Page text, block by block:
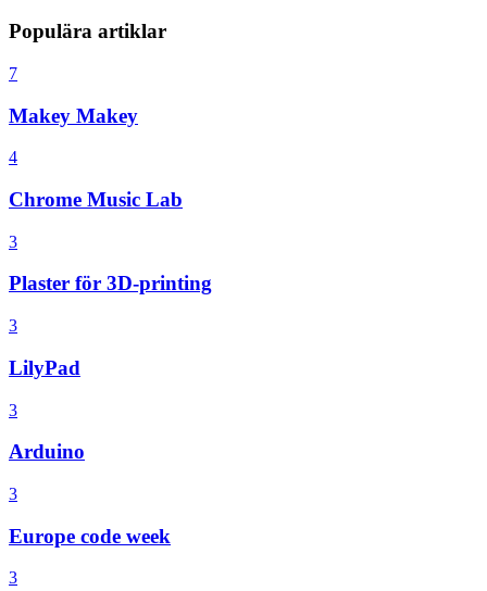
Populära artiklar
7
Makey Makey
4
Chrome Music Lab
3
Plaster för 3D-printing
3
LilyPad
3
Arduino
3
Europe code week
3